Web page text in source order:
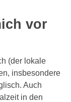
vor
(der lokale
insbesondere
Auch
in den